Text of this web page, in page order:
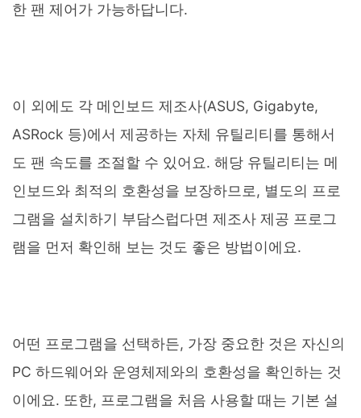
한 팬 제어가 가능하답니다.
이 외에도 각 메인보드 제조사(ASUS, Gigabyte,
ASRock 등)에서 제공하는 자체 유틸리티를 통해서
도 팬 속도를 조절할 수 있어요. 해당 유틸리티는 메
인보드와 최적의 호환성을 보장하므로, 별도의 프로
그램을 설치하기 부담스럽다면 제조사 제공 프로그
램을 먼저 확인해 보는 것도 좋은 방법이에요.
어떤 프로그램을 선택하든, 가장 중요한 것은 자신의
PC 하드웨어와 운영체제와의 호환성을 확인하는 것
이에요. 또한, 프로그램을 처음 사용할 때는 기본 설